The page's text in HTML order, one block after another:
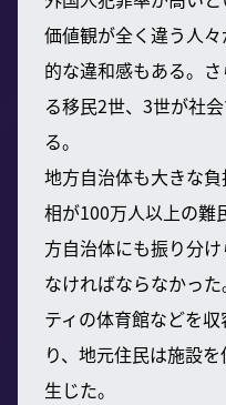
価値観が全く違う人
的な違和感もある。
る移民2世、3世が社
る。
地方自治体も大きな
相が100万人以上の難
方自治体にも振り分
なければならなかっ
ティの体育館などを
り、地元住民は施設
生じた。